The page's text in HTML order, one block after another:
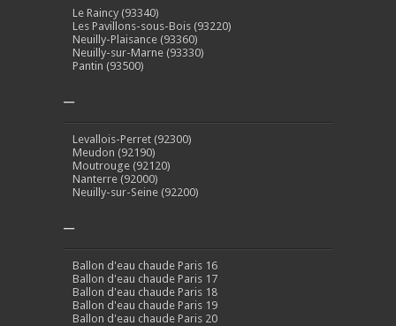
Le Raincy (93340)
Les Pavillons-sous-Bois (93220)
Neuilly-Plaisance (93360)
Neuilly-sur-Marne (93330)
Pantin (93500)
–
Levallois-Perret (92300)
Meudon (92190)
Moutrouge (92120)
Nanterre (92000)
Neuilly-sur-Seine (92200)
–
Ballon d'eau chaude Paris 16
Ballon d'eau chaude Paris 17
Ballon d'eau chaude Paris 18
Ballon d'eau chaude Paris 19
Ballon d'eau chaude Paris 20